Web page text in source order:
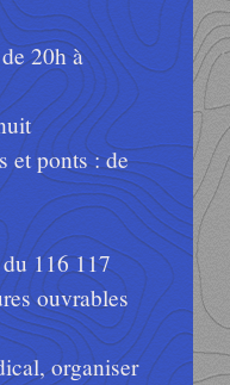
20h à
et ponts : de
116 117
ouvrables
organiser